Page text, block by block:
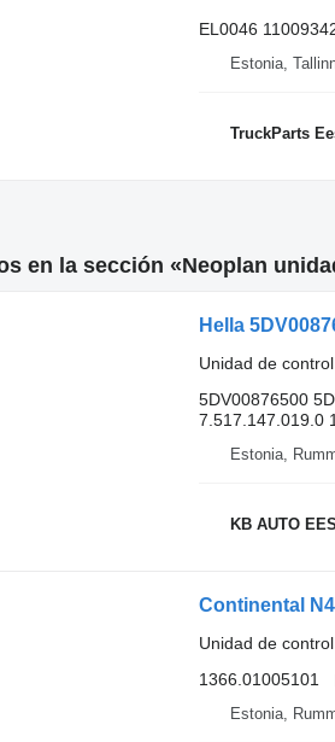
EL0046
Estonia,
TruckParts
en la sección «Neoplan
Hella
Unidad de control
5DV00876500
7.517.147.019.0
Estonia,
KB AUTO
Unidad de control
1366.01005101
Estonia,